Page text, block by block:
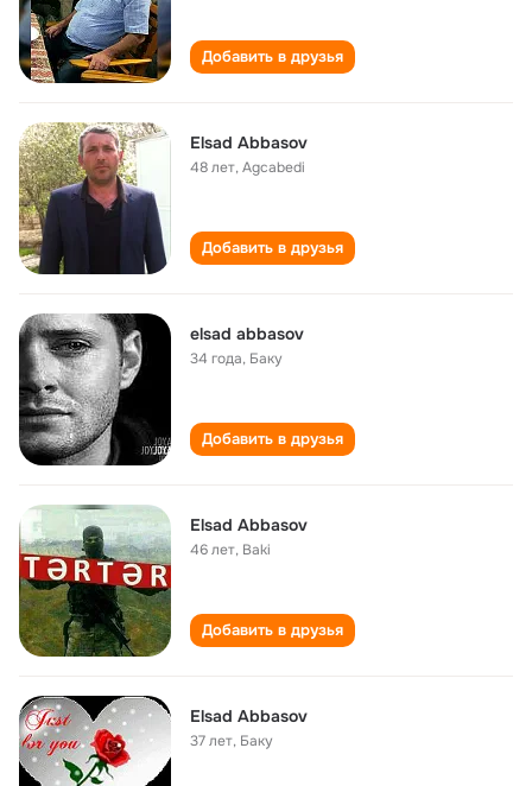
Добавить в друзья
Elsad Abbasov
48 лет,Agcabedi
Добавить в друзья
elsad abbasov
34 года, Баку
Добавить в друзья
Elsad Abbasov
46 лет, Baki
Добавить в друзья
Elsad Abbasov
37 лет, Баку